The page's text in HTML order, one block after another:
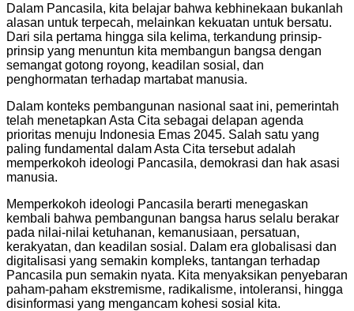
Dalam Pancasila, kita belajar bahwa kebhinekaan bukanlah
alasan untuk terpecah, melainkan kekuatan untuk bersatu.
Dari sila pertama hingga sila kelima, terkandung prinsip-
prinsip yang menuntun kita membangun bangsa dengan
semangat gotong royong, keadilan sosial, dan
penghormatan terhadap martabat manusia.
Dalam konteks pembangunan nasional saat ini, pemerintah
telah menetapkan Asta Cita sebagai delapan agenda
prioritas menuju Indonesia Emas 2045. Salah satu yang
paling fundamental dalam Asta Cita tersebut adalah
memperkokoh ideologi Pancasila, demokrasi dan hak asasi
manusia.
Memperkokoh ideologi Pancasila berarti menegaskan
kembali bahwa pembangunan bangsa harus selalu berakar
pada nilai-nilai ketuhanan, kemanusiaan, persatuan,
kerakyatan, dan keadilan sosial. Dalam era globalisasi dan
digitalisasi yang semakin kompleks, tantangan terhadap
Pancasila pun semakin nyata. Kita menyaksikan penyebaran
paham-paham ekstremisme, radikalisme, intoleransi, hingga
disinformasi yang mengancam kohesi sosial kita.